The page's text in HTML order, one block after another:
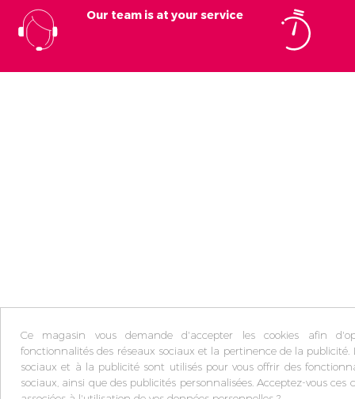
Our team is at your service
Ce magasin vous demande d'accepter les cookies afin
fonctionnalités des réseaux sociaux et la pertinence de la publicité.
sociaux et à la publicité sont utilisés pour vous offrir des
sociaux, ainsi que des publicités personnalisées. Acceptez-vous